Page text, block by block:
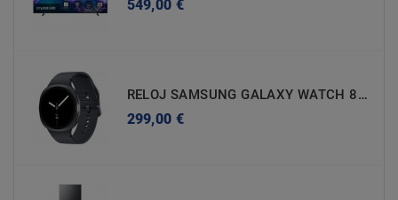
549,00 €
RELOJ SAMSUNG GALAXY WATCH 8 BLUETOOTH SM-L320NDAAEUB
299,00 €